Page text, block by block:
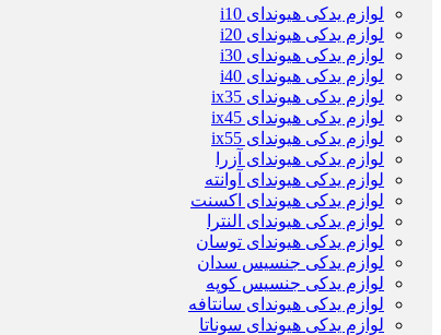
لوازم یدکی هیوندای i10
لوازم یدکی هیوندای i20
لوازم یدکی هیوندای i30
لوازم یدکی هیوندای i40
لوازم یدکی هیوندای ix35
لوازم یدکی هیوندای ix45
لوازم یدکی هیوندای ix55
لوازم یدکی هیوندای آزرا
لوازم یدکی هیوندای آوانته
لوازم یدکی هیوندای اکسنت
لوازم یدکی هیوندای النترا
لوازم یدکی هیوندای توسان
لوازم یدکی جنسیس سدان
لوازم یدکی جنسیس کوپه
لوازم یدکی هیوندای سانتافه
لوازم یدکی هیوندای سوناتا